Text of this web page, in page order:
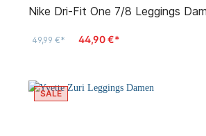
Nike Dri-Fit One 7/8 Leggings
49,99 €* 44,90 €*
SALE